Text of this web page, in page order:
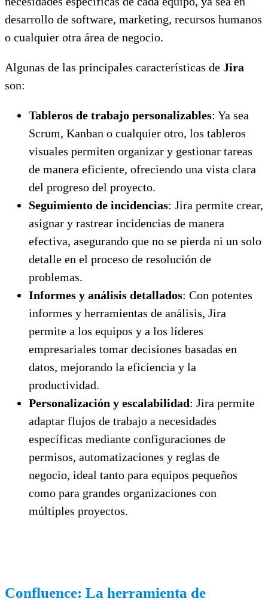
desarrollo de software, marketing, recursos humanos
o cualquier otra área de negocio.
Algunas de las principales características de Jira
son:
Tableros de trabajo personalizables: Ya sea
Scrum, Kanban o cualquier otro, los tableros
visuales permiten organizar y gestionar tareas
de manera eficiente, ofreciendo una vista clara
del progreso del proyecto.
Seguimiento de incidencias: Jira permite crear,
asignar y rastrear incidencias de manera
efectiva, asegurando que no se pierda ni un solo
detalle en el proceso de resolución de
problemas.
Informes y análisis detallados: Con potentes
informes y herramientas de análisis, Jira
permite a los equipos y a los líderes
empresariales tomar decisiones basadas en
datos, mejorando la eficiencia y la
productividad.
Personalización y escalabilidad: Jira permite
adaptar flujos de trabajo a necesidades
específicas mediante configuraciones de
permisos, automatizaciones y reglas de
negocio, ideal tanto para equipos pequeños
como para grandes organizaciones con
múltiples proyectos.
Confluence: La herramienta de